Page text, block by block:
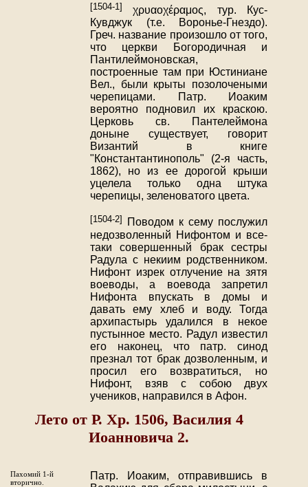
[1504-1]
χρυαοχέραμος, тур. Кус-
Кувджук (т.е. Воронье-Гнездо).
Греч. название произошло от того,
что церкви Богородичная и
Пантилеймоновская,
построенные там при Юстиниане
Вел., были крыты позолочеными
черепицами. Патр. Иоаким
вероятно подновил их краскою.
Церковь св. Пантелеймона
доныне существует, говорит
Византий в книге
"Константантинополь" (2-я часть,
1862), но из ее дорогой крыши
уцелела только одна штука
черепицы, зеленоватого цвета.
[1504-2]
Поводом к сему послужил
недозволенный Нифонтом и все-
таки совершенный брак сестры
Радула с некиим родственником.
Нифонт изрек отлучение на зятя
воеводы, а воевода запретил
Нифонта впускать в домы и
давать ему хлеб и воду. Тогда
архипастырь удалился в некое
пустынное место. Радул известил
его наконец, что патр. синод
презнал тот брак дозволенным, и
просил его возвратиться, но
Нифонт, взяв с собою двух
учеников, направился в Афон.
Лето от Р. Хр. 1506, Василия 4
Иоанновича 2.
Пахомий 1-й
вторично.
Патр. Иоаким, отправившись в